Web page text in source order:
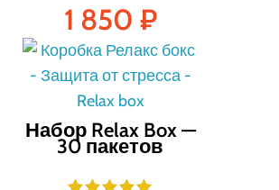
1 850 ₽
Набор Relax Box —
30 пакетов